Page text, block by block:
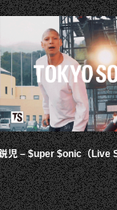
児 – $uper $onic（Live